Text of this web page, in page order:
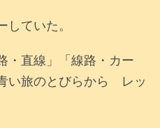
ていた。
・直線」「線路・カー
旅のとびらから レッ